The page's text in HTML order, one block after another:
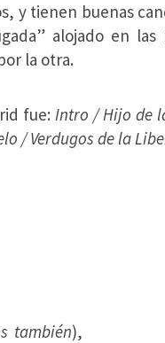
y tienen buenas
alojado en las
la otra.
fue:Intro / Hijo de
/ Verdugos de la
también),